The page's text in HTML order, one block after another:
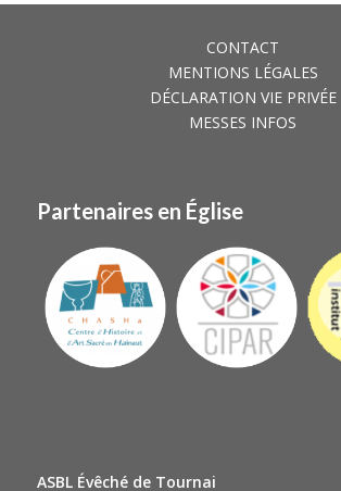
CONTACT
MENTIONS LÉGALES
DÉCLARATION VIE PRIVÉE
MESSES INFOS
Partenaires en Église
ASBL Évêché de Tournai